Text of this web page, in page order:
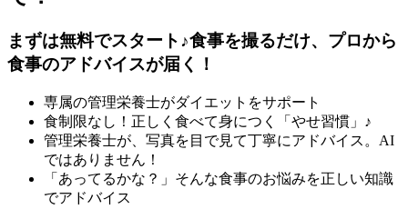
まずは無料でスタート♪食事を撮るだけ、プロから
食事のアドバイスが届く！
専属の管理栄養士がダイエットをサポート
食制限なし！正しく食べて身につく「やせ習慣」♪
管理栄養士が、写真を目で見て丁寧にアドバイス。AI
ではありません！
「あってるかな？」そんな食事のお悩みを正しい知識
でアドバイス